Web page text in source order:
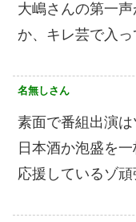
大嶋さんの第一
か、キレ芸で入っ
名無しさん
素面で番組出演
日本酒か泡盛を
応援しているゾ